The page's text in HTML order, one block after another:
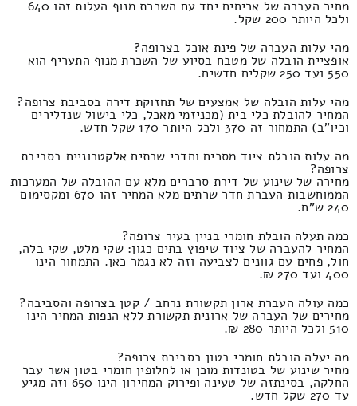
מחיר העברה של אריחים יחד עם השכרת מנוף העלות זהו 640
ולכל היותר 200 שקל.
מהי עלות העברה של פינת אוכל בצרופה?
אופציית הובלה של מטבח בסיוע של השכרת מנוף התעריף הוא
550 ועד 250 שקלים חדשים.
מהי עלות הובלה של אמצעים של תחזוקת דירה בסביבת צרופה?
המחיר להובלת כלי בית (מכניזמי מאכל, כלי בישול שנדלירים
וכיו"ב) התמחור זה 370 ולכל היותר 170 שקל חדש.
מה עלות הובלת ציוד מסכים וחדרי שרתים אלקטרוניים בסביבת
צרופה?
מחירה של שינוע של דירת סרברים מלא עם ההובלה של המערכות
הממוחשבות העברת חדר שרתים מלא המחיר זהו 670 ומקסימום
240 ש"ח.
כמה תעלה הובלת חומרי בניין בעיר צרופה?
המחיר להעברה של ציוד שיפוץ בתים כגון: שקי מלט, שקי בלה,
חול, פחים עם גוונים לצביעה וזה לא נגמר כאן. התמחור הינו
400 ועד 270 ₪.
כמה עולה העברת ארון תקשורת נרחב / קטן בצרופה והסביבה?
מחירים של העברה של ארונית תקשורת ללא הנפות המחיר הינו
510 ולכל היותר 280 ₪.
מה יעלה הובלת חומרי בטון בסביבת צרופה?
מחיר שינוע של בטונדות מוכן או לחלופין חומרי בטון אשר עבר
החלקה, בסינתזה של טעינה ופירוק המחירון הינו 650 וזה מגיע
עד 270 שקל חדש.